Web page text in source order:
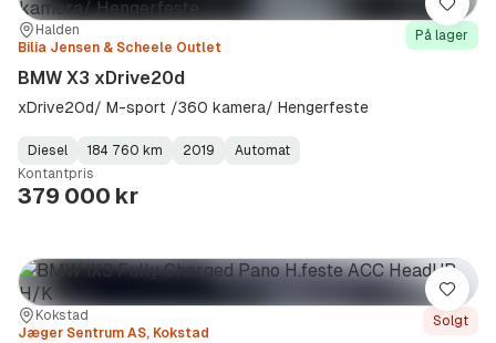
Sted:Halden
Forhandler:
Bilia Jensen & Scheele Outlet
På lager
BMW X3 xDrive20d
xDrive20d/ M-sport /360 kamera/ Hengerfeste
Fuel
Type:
Diesel
Kilometerstand:
184 760 km
Model
Year:
2019
Gearbox
Type:
Automat
Kontantpris
379 000 kr
Lagre
Sted:Kokstad
Forhandler:
Jæger Sentrum AS, Kokstad
Solgt
Lagre